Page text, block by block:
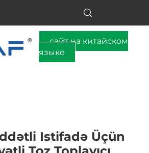
сайт на китайском
языке
Istifadə Üçün